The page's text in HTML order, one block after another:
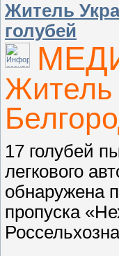
Житель
голубей
Житель
17 голубей
легкового
обнаружена
пропуска